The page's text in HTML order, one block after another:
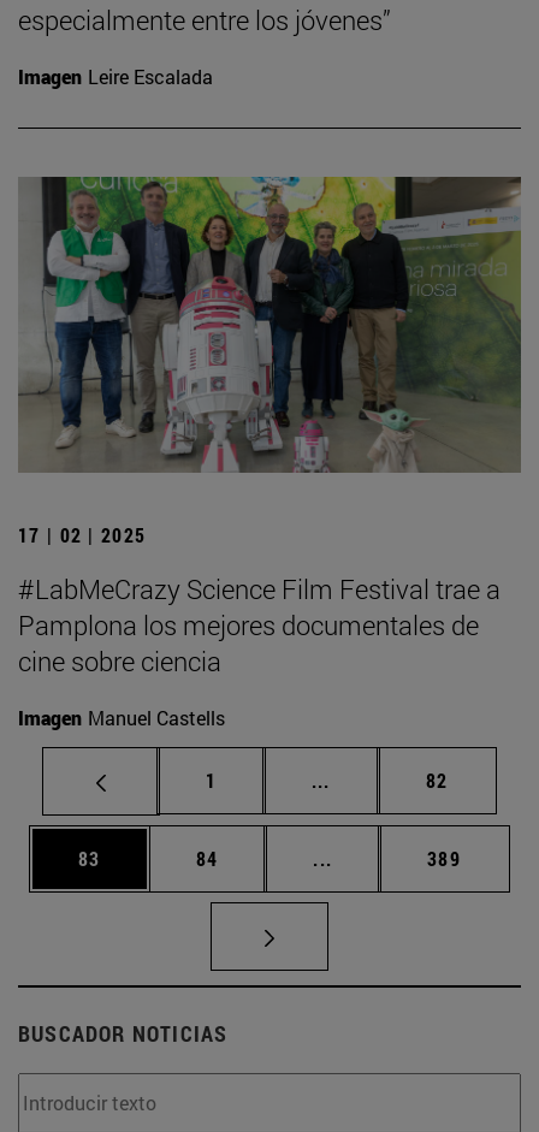
especialmente entre los jóvenes”
Imagen Leire Escalada
17 | 02 | 2025
#LabMeCrazy Science Film Festival trae a
Pamplona los mejores documentales de
cine sobre ciencia
Imagen Manuel Castells
Página
1 ... Páginas intermedias
Página
82
Página
83 Página
84 ... Páginas intermedias
Página
389
BUSCADOR NOTICIAS